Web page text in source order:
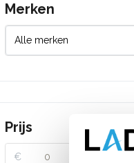
Merken
Prijs
€